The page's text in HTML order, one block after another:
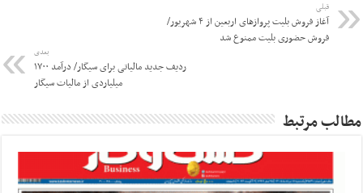
قبلی
آغاز فروش بلیت پروازهای اربعین از ۴ شهریور/
فروش حضوری بلیت ممنوع شد
بعدی
ردیف جدید مالیاتی برای سیگار/ درآمد ۱۷۰۰
میلیاردی از مالیات سیگار
مطالب مرتبط